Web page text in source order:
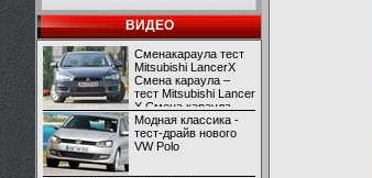
ВИДЕО
Сменакараула тест
Mitsubishi LancerX
Смена караула –
тест Mitsubishi Lancer
X Смена караула –
тест Mitsubishi Lancer
X
Модная классика -
тест-драйв нового
VW Polo